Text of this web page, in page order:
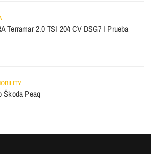
Terramar 2.0 TSI 204 CV DSG7 I Prueba
Škoda Peaq